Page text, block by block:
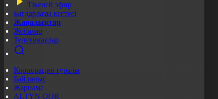
Тікелей эфир
Бағдарлама кестесі
Жаңалықтар
Жобалар
Телехикаялар
Корпорация туралы
Байланыс
Жарнама
ALTYN QOR